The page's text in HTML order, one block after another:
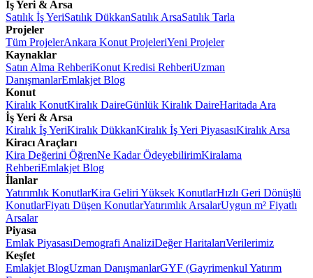
İş Yeri & Arsa
Satılık İş YeriSatılık DükkanSatılık ArsaSatılık Tarla
Projeler
Tüm ProjelerAnkara Konut ProjeleriYeni Projeler
Kaynaklar
Satın Alma RehberiKonut Kredisi RehberiUzman
DanışmanlarEmlakjet Blog
Konut
Kiralık KonutKiralık DaireGünlük Kiralık DaireHaritada Ara
İş Yeri & Arsa
Kiralık İş YeriKiralık DükkanKiralık İş Yeri PiyasasıKiralık Arsa
Kiracı Araçları
Kira Değerini ÖğrenNe Kadar ÖdeyebilirimKiralama
RehberiEmlakjet Blog
İlanlar
Yatırımlık KonutlarKira Geliri Yüksek KonutlarHızlı Geri Dönüşlü
KonutlarFiyatı Düşen KonutlarYatırımlık ArsalarUygun m² Fiyatlı
Arsalar
Piyasa
Emlak PiyasasıDemografi AnaliziDeğer HaritalarıVerilerimiz
Keşfet
Emlakjet BlogUzman DanışmanlarGYF (Gayrimenkul Yatırım